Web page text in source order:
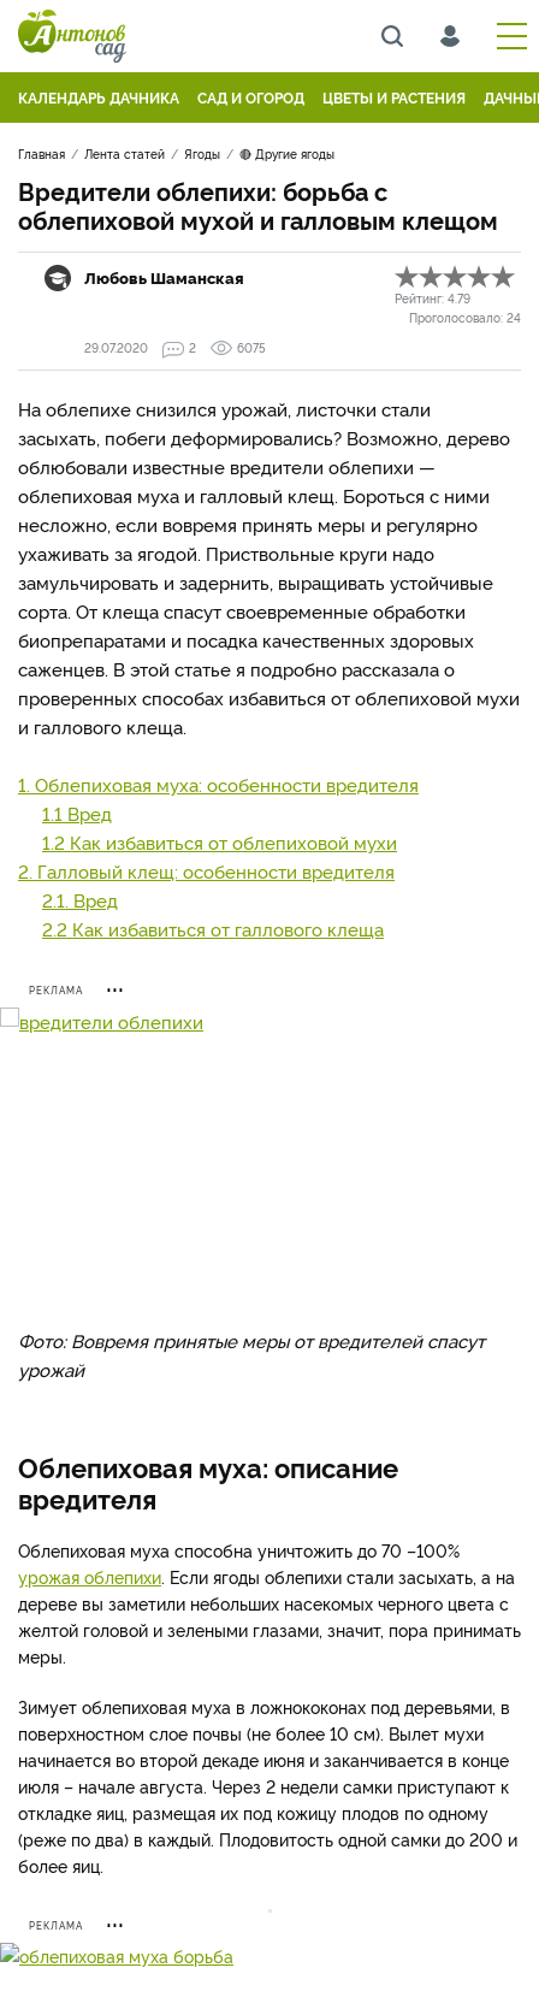
КАЛЕНДАРЬ ДАЧНИКА САД И ОГОРОД ЦВЕТЫ И РАСТЕНИЯ
Главная Лента статей Ягоды 🔴 Другие ягоды
Вредители облепихи: борьба с
облепиховой мухой и галловым клещом
Любовь Шаманская
Рейтинг: 4.79
Проголосовало: 24
29.07.2020
2 6075
На облепихе снизился урожай, листочки стали
засыхать, побеги деформировались? Возможно, дерево
облюбовали известные вредители облепихи —
облепиховая муха и галловый клещ. Бороться с ними
несложно, если вовремя принять меры и регулярно
ухаживать за ягодой. Приствольные круги надо
замульчировать и задернить, выращивать устойчивые
сорта. От клеща спасут своевременные обработки
биопрепаратами и посадка качественных здоровых
саженцев. В этой статье я подробно рассказала о
проверенных способах избавиться от облепиховой мухи
и галлового клеща.
1. Облепиховая муха: особенности вредителя
1.1 Вред
1.2 Как избавиться от облепиховой мухи
2. Галловый клещ: особенности вредителя
2.1. Вред
2.2 Как избавиться от галлового клеща
РЕКЛАМА
Фото: Вовремя принятые меры от вредителей спасут
урожай
Облепиховая муха: описание
вредителя
Облепиховая муха способна уничтожить до 70 –100%
урожая облепихи. Если ягоды облепихи стали засыхать, а на
дереве вы заметили небольших насекомых черного цвета с
желтой головой и зелеными глазами, значит, пора принимать
меры.
Зимует облепиховая муха в ложнококонах под деревьями, в
поверхностном слое почвы (не более 10 см). Вылет мухи
начинается во второй декаде июня и заканчивается в конце
июля – начале августа. Через 2 недели самки приступают к
откладке яиц, размещая их под кожицу плодов по одному
(реже по два) в каждый. Плодовитость одной самки до 200 и
более яиц.
РЕКЛАМА